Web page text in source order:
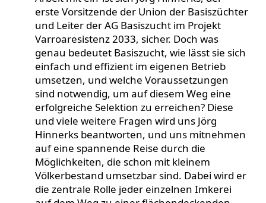
erste Vorsitzende der Union der Basiszüchter
und Leiter der AG Basiszucht im Projekt
Varroaresistenz 2033, sicher. Doch was
genau bedeutet Basiszucht, wie lässt sie sich
einfach und effizient im eigenen Betrieb
umsetzen, und welche Voraussetzungen
sind notwendig, um auf diesem Weg eine
erfolgreiche Selektion zu erreichen? Diese
und viele weitere Fragen wird uns Jörg
Hinnerks beantworten, und uns mitnehmen
auf eine spannende Reise durch die
Möglichkeiten, die schon mit kleinem
Völkerbestand umsetzbar sind. Dabei wird er
die zentrale Rolle jeder einzelnen Imkerei